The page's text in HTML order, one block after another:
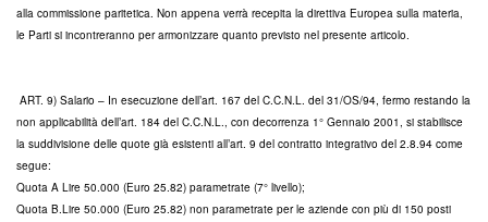
alla commissione paritetica. Non appena verrà recepita la direttiva Europea sulla materia,
le Parti si incontreranno per armonizzare quanto previsto nel presente articolo.
ART. 9) Salario – In esecuzione dell’art. 167 del C.C.N.L. del 31/OS/94, fermo restando la
non applicabilità dell’art. 184 del C.C.N.L., con decorrenza 1° Gennaio 2001, si stabilisce
la suddivisione delle quote già esistenti all’art. 9 del contratto integrativo del 2.8.94 come
segue:
Quota A Lire 50.000 (Euro 25.82) parametrate (7° livello);
Quota B.Lire 50.000 (Euro 25.82) non parametrate per le aziende con più di 150 posti